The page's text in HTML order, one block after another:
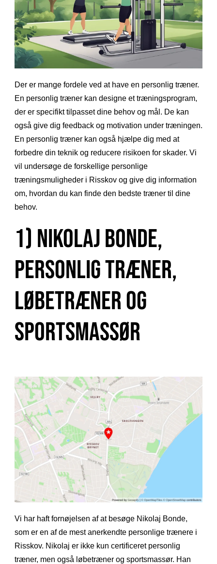
Der er mange fordele ved at have en personlig træner.
En personlig træner kan designe et træningsprogram,
der er specifikt tilpasset dine behov og mål. De kan
også give dig feedback og motivation under træningen.
En personlig træner kan også hjælpe dig med at
forbedre din teknik og reducere risikoen for skader. Vi
vil undersøge de forskellige personlige
træningsmuligheder i Risskov og give dig information
om, hvordan du kan finde den bedste træner til dine
behov.
1) Nikolaj Bonde,
Personlig træner,
løbetræner og
sportsmassør
Vi har haft fornøjelsen af at besøge Nikolaj Bonde,
som er en af de mest anerkendte personlige trænere i
Risskov. Nikolaj er ikke kun certificeret personlig
træner, men også løbetræner og sportsmassør. Han